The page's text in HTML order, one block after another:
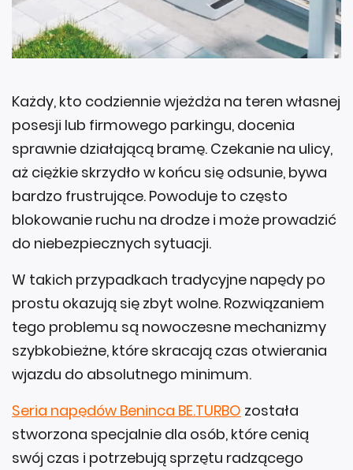
Każdy, kto codziennie wjeżdża na teren własnej
posesji lub firmowego parkingu, docenia
sprawnie działającą bramę. Czekanie na ulicy,
aż ciężkie skrzydło w końcu się odsunie, bywa
bardzo frustrujące. Powoduje to często
blokowanie ruchu na drodze i może prowadzić
do niebezpiecznych sytuacji.
W takich przypadkach tradycyjne napędy po
prostu okazują się zbyt wolne. Rozwiązaniem
tego problemu są nowoczesne mechanizmy
szybkobieżne, które skracają czas otwierania
wjazdu do absolutnego minimum.
Seria napędów Beninca BE.TURBO została
stworzona specjalnie dla osób, które cenią
swój czas i potrzebują sprzętu radzącego